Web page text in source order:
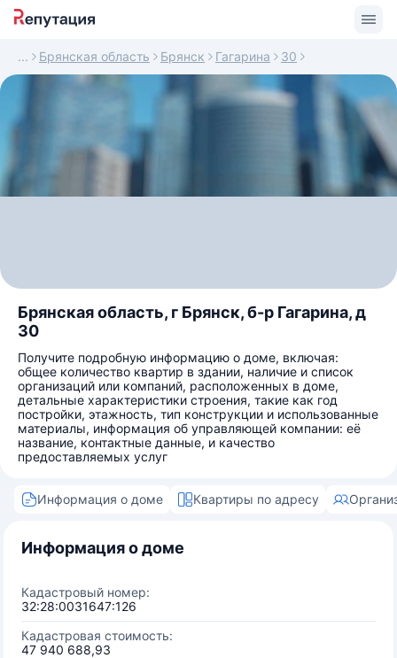
Брянская область Брянск Гагарина 30
Брянская область, г Брянск, б-р Гагарина, д
30
Получите подробную информацию о доме, включая:
общее количество квартир в здании, наличие и список
организаций или компаний, расположенных в доме,
детальные характеристики строения, такие как год
постройки, этажность, тип конструкции и использованные
материалы, информация об управляющей компании: её
название, контактные данные, и качество
предоставляемых услуг
Информация о доме Квартиры по адресу
Информация о доме
Кадастровый номер:
32:28:0031647:126
Кадастровая стоимость:
47 940 688,93